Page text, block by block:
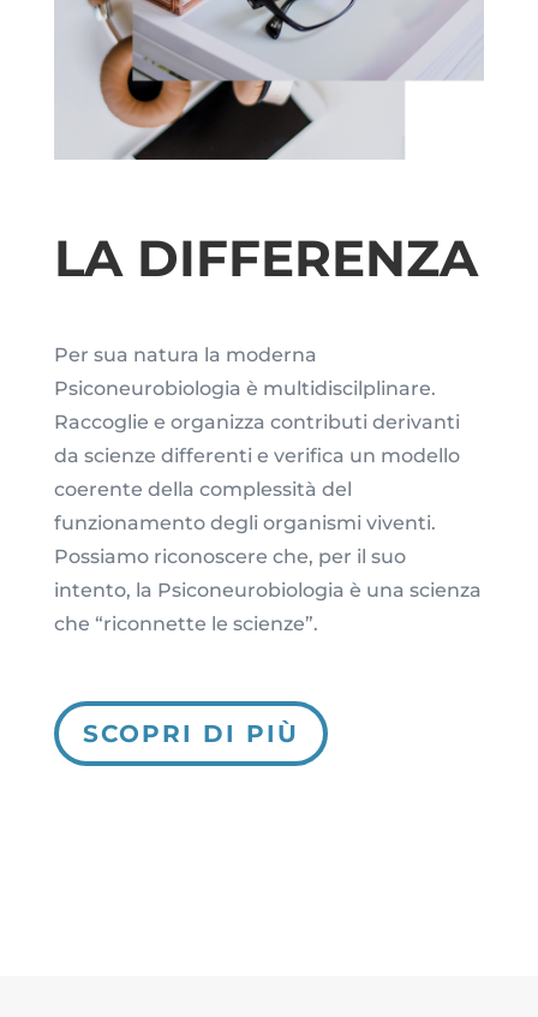
LA DIFFERENZA
Per sua natura la moderna
Psiconeurobiologia è multidiscilplinare.
Raccoglie e organizza contributi derivanti
da scienze differenti e verifica un modello
coerente della complessità del
funzionamento degli organismi viventi.
Possiamo riconoscere che, per il suo
intento, la Psiconeurobiologia è una scienza
che “riconnette le scienze”.
SCOPRI DI PIÙ